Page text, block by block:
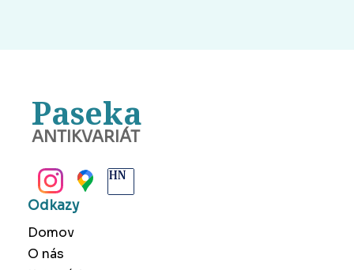
Paseka
ANTIKVARIÁT
Odkazy
Domov
O nás